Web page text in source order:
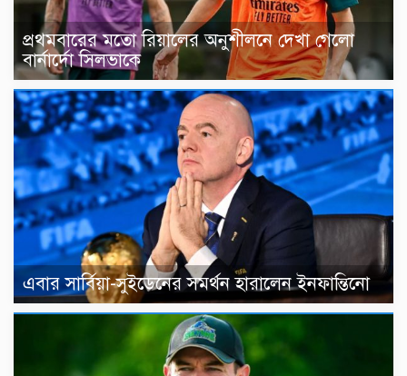
প্রথমবারের মতো রিয়ালের অনুশীলনে দেখা গেলো
বার্নার্দো সিলভাকে
এবার সার্বিয়া-সুইডেনের সমর্থন হারালেন ইনফান্তিনো